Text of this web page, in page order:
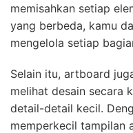
memisahkan setiap
yang berbeda, kamu
mengelola setiap
Selain itu, artboard
melihat desain secara
detail-detail kecil.
memperkecil tampilan